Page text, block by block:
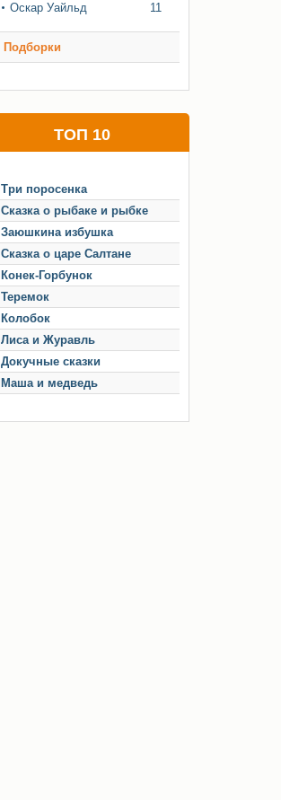
Оскар Уайльд 11
Подборки
ТОП 10
Три поросенка
Сказка о рыбаке и рыбке
Заюшкина избушка
Сказка о царе Салтане
Конек-Горбунок
Теремок
Колобок
Лиса и Журавль
Докучные сказки
Маша и медведь